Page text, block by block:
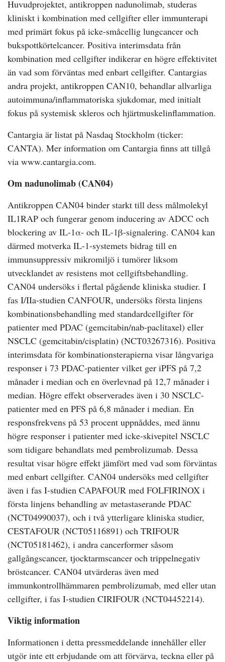
Huvudprojektet, antikroppen nadunolimab, studeras
kliniskt i kombination med cellgifter eller immunterapi
med primärt fokus på icke-småcellig lungcancer och
bukspottkörtelcancer. Positiva interimsdata från
kombination med cellgifter indikerar en högre effektivitet
än vad som förväntas med enbart cellgifter. Cantargias
andra projekt, antikroppen CAN10, behandlar allvarliga
autoimmuna/inflammatoriska sjukdomar, med initialt
fokus på systemisk skleros och hjärtmuskelinflammation.
Cantargia är listat på Nasdaq Stockholm (ticker:
CANTA). Mer information om Cantargia finns att tillgå
via www.cantargia.com.
Om nadunolimab (CAN04)
Antikroppen CAN04 binder starkt till dess målmolekyl
IL1RAP och fungerar genom inducering av ADCC och
blockering av IL-1α- och IL-1β-signalering. CAN04 kan
därmed motverka IL-1-systemets bidrag till en
immunsuppressiv mikromiljö i tumörer liksom
utvecklandet av resistens mot cellgiftsbehandling.
CAN04 undersöks i flertal pågående kliniska studier. I
fas I/IIa-studien CANFOUR, undersöks första linjens
kombinationsbehandling med standardcellgifter för
patienter med PDAC (gemcitabin/nab-paclitaxel) eller
NSCLC (gemcitabin/cisplatin) (NCT03267316). Positiva
interimsdata för kombinations­terapierna visar långvariga
responser i 73 PDAC-patienter vilket ger iPFS på 7,2
månader i median och en överlevnad på 12,7 månader i
median. Högre effekt observerades även i 30 NSCLC-
patienter med en PFS på 6,8 månader i median. En
responsfrekvens på 53 procent uppnåddes, med ännu
högre responser i patienter med icke-skivepitel NSCLC
som tidigare behandlats med pembrolizumab. Dessa
resultat visar högre effekt jämfört med vad som förväntas
med enbart cellgifter. CAN04 undersöks med cellgifter
även i fas I-studien CAPAFOUR med FOLFIRINOX i
första linjens behandling av metastaserande PDAC
(NCT04990037), och i två ytterligare kliniska studier,
CESTAFOUR (NCT05116891) och TRIFOUR
(NCT05181462), i andra cancerformer såsom
gallgångscancer, tjocktarmscancer och trippelnegativ
bröstcancer. CAN04 utvärderas även med
immunkontrollhämmaren pembrolizumab, med eller utan
cellgifter, i fas I-studien CIRIFOUR (NCT04452214).
Viktig information
Informationen i detta pressmeddelande innehåller eller
utgör inte ett erbjudande om att förvärva, teckna eller på